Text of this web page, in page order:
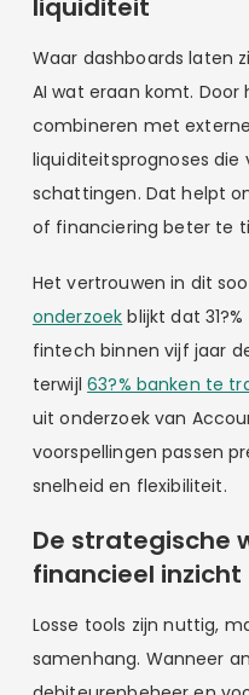
liquiditeit
Waar dashboards laten
AI wat eraan komt.
combineren met
liquiditeitsprognoses die
schattingen. Dat helpt
of financiering beter te
Het vertrouwen in dit
onderzoek blijkt dat
fintech binnen vijf jaar
terwijl63?% banken te
uit onderzoek van
voorspellingen passen
snelheid en flexibiliteit.
De strategische
financieel inzicht
Losse tools zijn nuttig,
samenhang. Wanneer